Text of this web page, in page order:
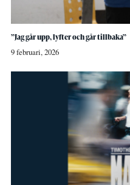
”Jag går upp, lyfter och går tillbaka”
9 februari, 2026